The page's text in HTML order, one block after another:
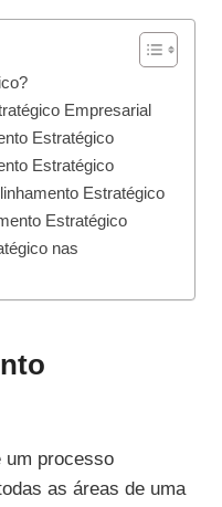
Empresarial
Estratégico
Estratégico
Estratégico
Estratégico
nas
um processo
as áreas de uma